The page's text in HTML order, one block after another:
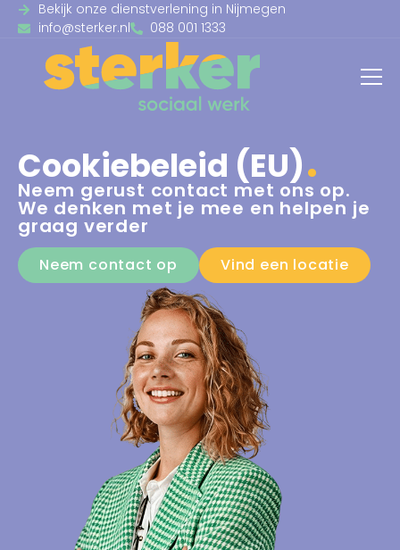
Bekijk onze dienstverlening in Nijmegen
info@sterker.nl
088 001 1333
Cookiebeleid (EU)
Neem gerust contact met ons op.
We denken met je mee en helpen je
graag verder
Neem contact op Vind een locatie